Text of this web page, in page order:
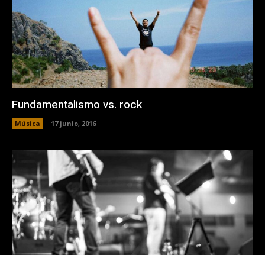
Fundamentalismo vs. rock
Música 17 junio, 2016